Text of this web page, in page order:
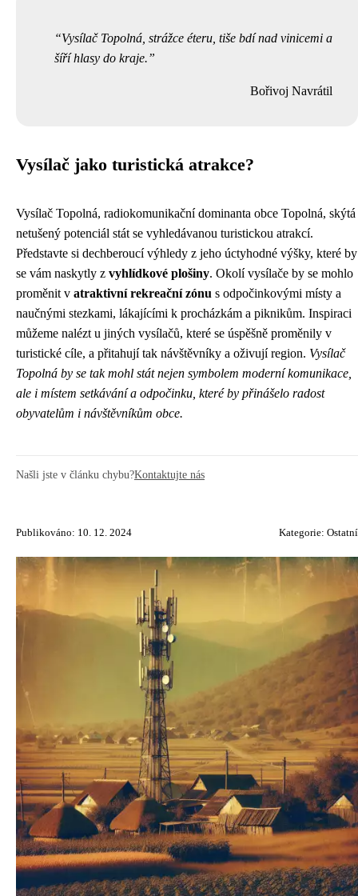
Vysílač Topolná, strážce éteru, tiše bdí nad vinicemi a
šíří hlasy do kraje.
Bořivoj Navrátil
Vysílač jako turistická atrakce?
Vysílač Topolná, radiokomunikační dominanta obce Topolná, skýtá
netušený potenciál stát se vyhledávanou turistickou atrakcí.
Představte si dechberoucí výhledy z jeho úctyhodné výšky, které by
se vám naskytly z vyhlídkové plošiny. Okolí vysílače by se mohlo
proměnit v atraktivní rekreační zónu s odpočinkovými místy a
naučnými stezkami, lákajícími k procházkám a piknikům. Inspiraci
můžeme nalézt u jiných vysílačů, které se úspěšně proměnily v
turistické cíle, a přitahují tak návštěvníky a oživují region. Vysílač
Topolná by se tak mohl stát nejen symbolem moderní komunikace,
ale i místem setkávání a odpočinku, které by přinášelo radost
obyvatelům i návštěvníkům obce.
Našli jste v článku chybu?Kontaktujte nás
Publikováno: 10. 12. 2024 Kategorie: Ostatní